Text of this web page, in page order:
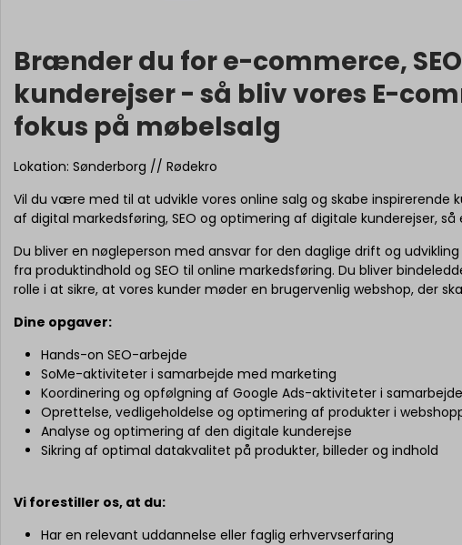
Brænder du for e-commerce,
kunderejser - så bliv vores E-
fokus på møbelsalg
Lokation: Sønderborg // Rødekro
Vil du være med til at udvikle vores online salg og skabe inspirerende
af digital markedsføring, SEO og optimering af digitale kunderejser,
Du bliver en nøgleperson med ansvar for den daglige drift og
fra produktindhold og SEO til online markedsføring. Du bliver
rolle i at sikre, at vores kunder møder en brugervenlig webshop, der
Dine opgaver:
Hands-on SEO-arbejde
SoMe-aktiviteter i samarbejde med marketing
Koordinering og opfølgning af Google Ads-aktiviteter i
Oprettelse, vedligeholdelse og optimering af produkter i
Analyse og optimering af den digitale kunderejse
Sikring af optimal datakvalitet på produkter, billeder og indhold
Vi forestiller os, at du:
Har en relevant uddannelse eller faglig erhvervserfaring